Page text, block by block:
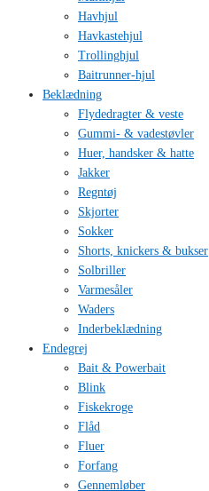
Havhjul
Havkastehjul
Trollinghjul
Baitrunner-hjul
Beklædning
Flydedragter & veste
Gummi- & vadestøvler
Huer, handsker & hatte
Jakker
Regntøj
Skjorter
Sokker
Shorts, knickers & bukser
Solbriller
Varmesåler
Waders
Inderbeklædning
Endegrej
Bait & Powerbait
Blink
Fiskekroge
Flåd
Fluer
Forfang
Gennemløber